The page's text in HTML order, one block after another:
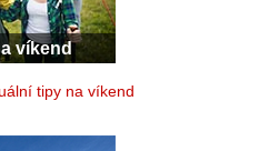
víkend
tipy na víkend